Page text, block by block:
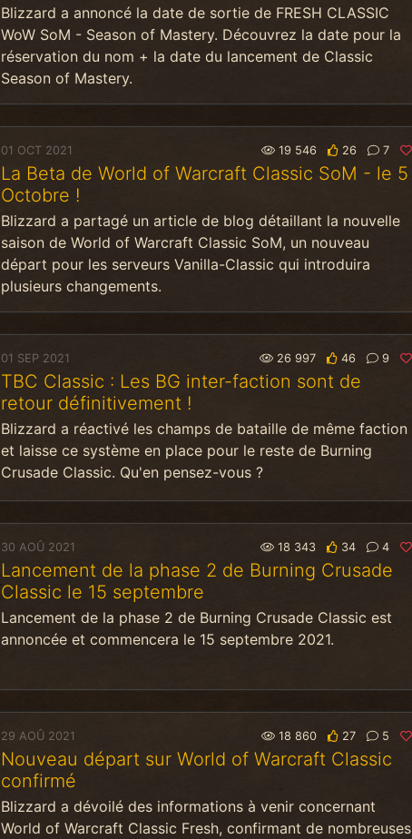
Blizzard a annoncé la date de sortie de FRESH CLASSIC
WoW SoM - Season of Mastery. Découvrez la date pour la
réservation du nom + la date du lancement de Classic
Season of Mastery.
01 OCT 2021 19 546 26 7
La Beta de World of Warcraft Classic SoM - le 5
Octobre !
Blizzard a partagé un article de blog détaillant la nouvelle
saison de World of Warcraft Classic SoM, un nouveau
départ pour les serveurs Vanilla-Classic qui introduira
plusieurs changements.
01 SEP 2021 26 997 46 9
TBC Classic : Les BG inter-faction sont de
retour définitivement !
Blizzard a réactivé les champs de bataille de même faction
et laisse ce système en place pour le reste de Burning
Crusade Classic. Qu'en pensez-vous ?
30 AOÛ 2021 18 343 34 4
Lancement de la phase 2 de Burning Crusade
Classic le 15 septembre
Lancement de la phase 2 de Burning Crusade Classic est
annoncée et commencera le 15 septembre 2021.
29 AOÛ 2021 18 860 27 5
Nouveau départ sur World of Warcraft Classic
confirmé
Blizzard a dévoilé des informations à venir concernant
World of Warcraft Classic Fresh, confirmant de nombreuses